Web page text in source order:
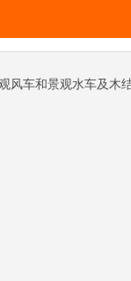
风车和景观水车及木